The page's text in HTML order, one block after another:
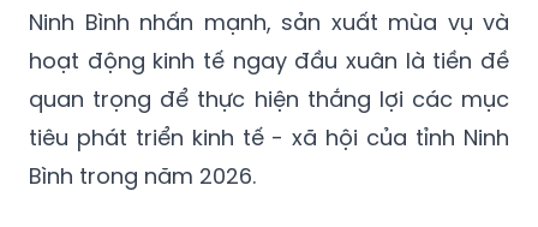
Ninh Bình nhấn mạnh, sản xuất mùa vụ và
hoạt động kinh tế ngay đầu xuân là tiền đề
quan trọng để thực hiện thắng lợi các mục
tiêu phát triển kinh tế - xã hội của tỉnh Ninh
Bình trong năm 2026.